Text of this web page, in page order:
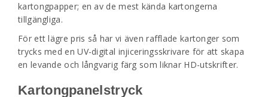
kartongpapper; en av de mest kända kartongerna
tillgängliga.
För ett lägre pris så har vi även rafflade kartonger som
trycks med en UV-digital injiceringsskrivare för att skapa
en levande och långvarig färg som liknar HD-utskrifter.
Kartongpanelstryck